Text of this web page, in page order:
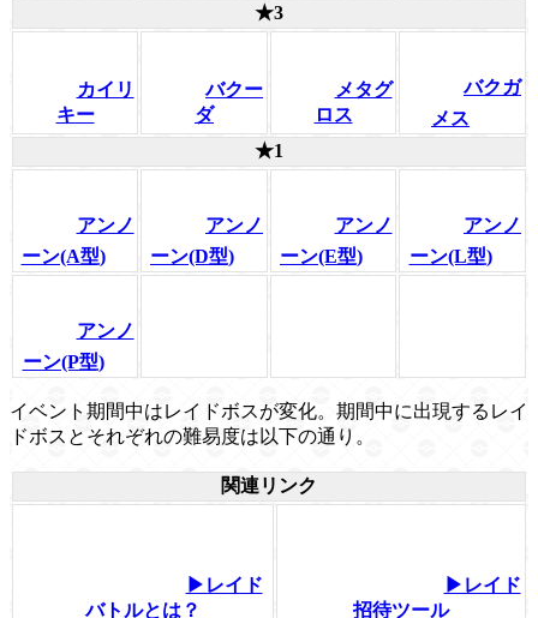
★3
カイリ
キー
バクー
ダ
メタグ
ロス
バクガ
メス
★1
アンノ
ーン(A型)
アンノ
ーン(D型)
アンノ
ーン(E型)
アンノ
ーン(L型)
アンノ
ーン(P型)
イベント期間中はレイドボスが変化。期間中に出現するレイ
ドボスとそれぞれの難易度は以下の通り。
関連リンク
▶レイド
バトルとは？
▶レイド
招待ツール